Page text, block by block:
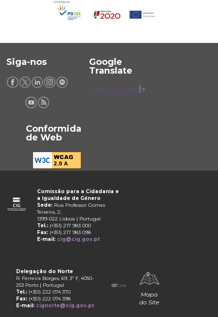
Siga-nos
Google
Translate
Select Language ▼
Conformida
de Web
Comissão para a Cidadania e
a Igualdade de Género
Sede: Rua Professor Gomes
Teixeira, 2,
1399-022 Lisboa | Portugal
Tel.: (+351) 217 983 000
Fax: (+351) 217 983 098
E-mail: cig@cig.gov.pt
Delegação do Norte
R. Ferreira Borges, 69, 3º F, 4050-
253 Porto | Portugal
Tel.: (+351) 222 074 370
Fax: (+351) 222 074 398
E-mail: cignorte@cig.gov.pt
Mapa
do Site